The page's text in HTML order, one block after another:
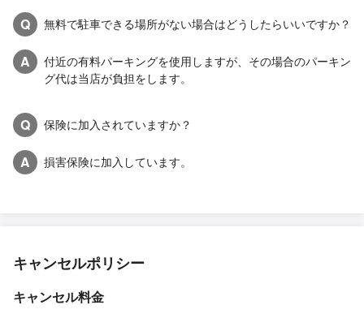
Q 無料で駐車できる場所がない場合はどうしたらいいですか？
A
付近の有料パーキングを使用しますが、その場合のパーキン
グ代は当店が負担をします。
Q 保険に加入されていますか？
A 損害保険に加入しています。
キャンセルポリシー
キャンセル料金